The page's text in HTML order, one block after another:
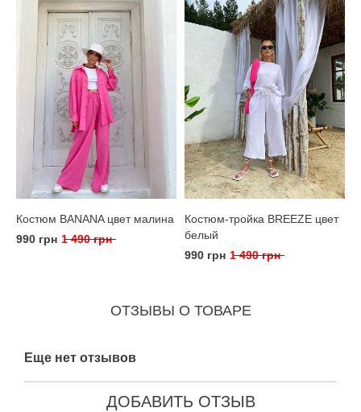
Костюм BANANA цвет малина
990 грн 1 490 грн
Костюм-тройка BREEZE цвет
белый
990 грн 1 490 грн
ОТЗЫВЫ О ТОВАРЕ
Еще нет отзывов
ДОБАВИТЬ ОТЗЫВ